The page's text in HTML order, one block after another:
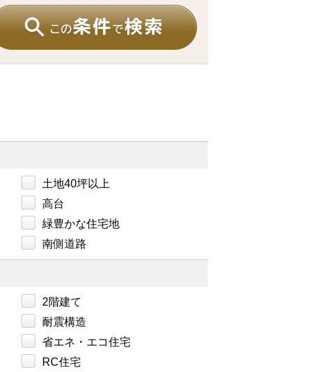
土地40坪以上
高台
緑豊かな住宅地
南側道路
2階建て
耐震構造
省エネ・エコ住宅
RC住宅